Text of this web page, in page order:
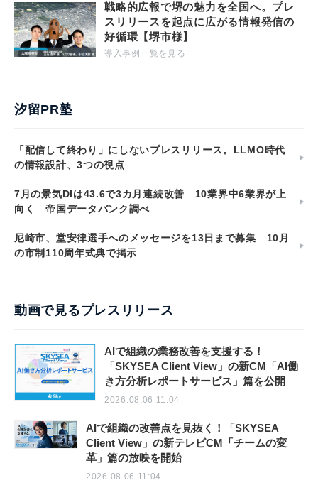
戦略的広報で堺の魅力を全国へ。プレ
スリリースを起点に広がる情報発信の
好循環【堺市様】
導入事例一覧を見る
汐留PR塾
「配信して終わり」にしないプレスリリース。LLMO時代
の情報設計、3つの視点
7月の景気DIは43.6で3カ月連続改善 10業界中6業界が上
向く 帝国データバンク調べ
尼崎市、堂安律選手へのメッセージを13日まで募集 10月
の市制110周年式典で掲示
動画で見るプレスリリース
AIで組織の業務改善を支援する！
「SKYSEA Client View」の新CM「AI働
き方分析レポートサービス」篇を公開
2026.08.06 11:04
AIで組織の改善点を見抜く！「SKYSEA
Client View」の新テレビCM「チームの変
革」篇の放映を開始
2026.08.06 11:04